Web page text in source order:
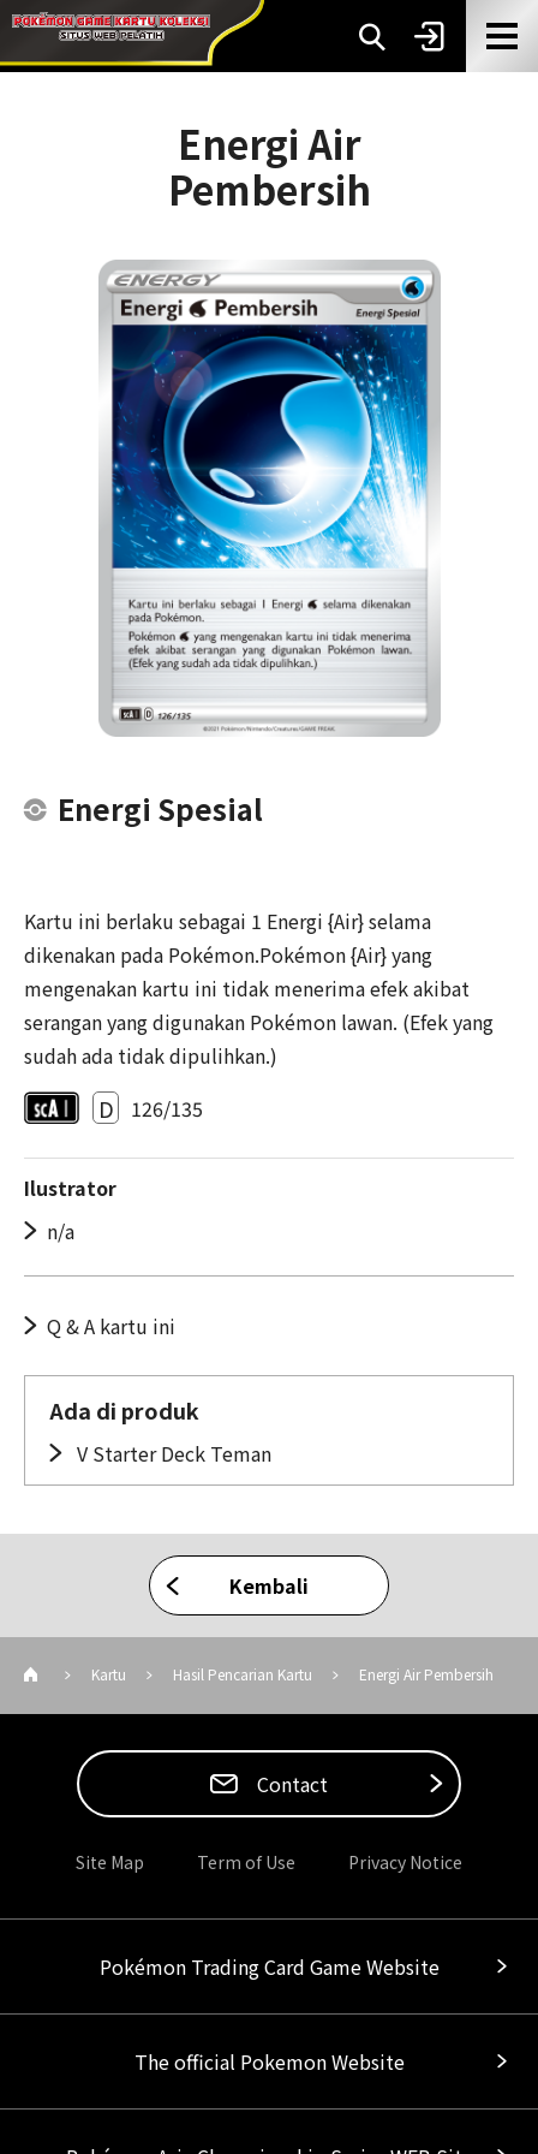
Energi Air
Pembersih
Energi Spesial
Kartu ini berlaku sebagai 1 Energi {Air} selama
dikenakan pada Pokémon.Pokémon {Air} yang
mengenakan kartu ini tidak menerima efek akibat
serangan yang digunakan Pokémon lawan. (Efek yang
sudah ada tidak dipulihkan.)
D 126/135
Ilustrator
n/a
Q & A kartu ini
Ada di produk
V Starter Deck Teman
Kembali
Kartu Hasil Pencarian Kartu Energi Air Pembersih
Contact
Site Map Term of Use Privacy Notice
Pokémon Trading Card Game Website
The official Pokemon Website